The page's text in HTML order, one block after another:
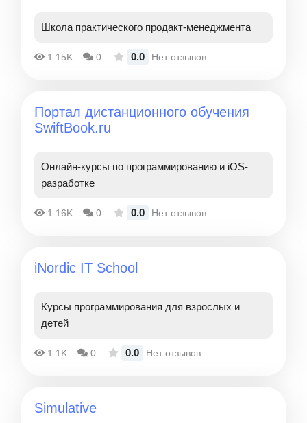
Школа практического продакт-менеджмента
1.15K 0 0.0 Нет отзывов
Портал дистанционного обучения
SwiftBook.ru
Онлайн-курсы по программированию и iOS-
разработке
1.16K 0 0.0 Нет отзывов
iNordic IT School
Курсы программирования для взрослых и
детей
1.1K 0 0.0 Нет отзывов
Simulative